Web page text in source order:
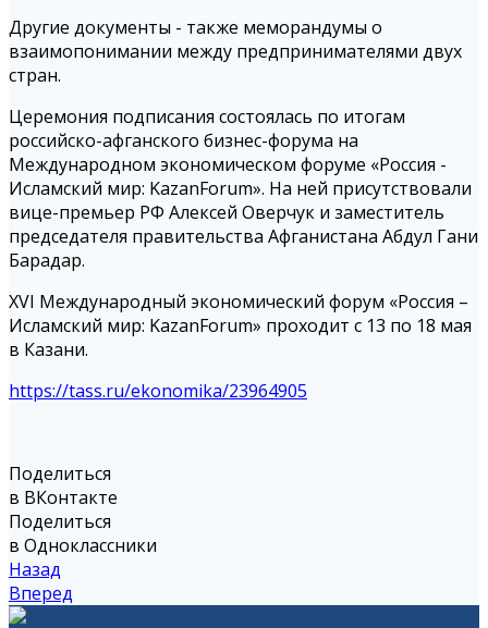
Другие документы - также меморандумы о
взаимопонимании между предпринимателями двух
стран.
Церемония подписания состоялась по итогам
российско-афганского бизнес-форума на
Международном экономическом форуме «Россия -
Исламский мир: KazanForum». На ней присутствовали
вице-премьер РФ Алексей Оверчук и заместитель
председателя правительства Афганистана Абдул Гани
Барадар.
XVI Международный экономический форум «Россия –
Исламский мир: KazanForum» проходит с 13 по 18 мая
в Казани.
https://tass.ru/ekonomika/23964905
Поделиться
в ВКонтакте
Поделиться
в Одноклассники
Назад
Вперед